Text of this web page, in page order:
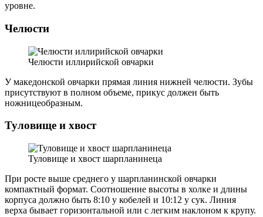
уровне.
Челюсти
Челюсти иллирийской овчарки
У македонской овчарки прямая линия нижней челюсти. Зубы
присутствуют в полном объеме, прикус должен быть
ножницеобразным.
Туловище и хвост
Туловище и хвост шарпланинеца
При росте выше среднего у шарпланинской овчарки
компактный формат. Соотношение высоты в холке и длины
корпуса должно быть 8:10 у кобелей и 10:12 у сук. Линия
верха бывает горизонтальной или с легким наклоном к крупу.